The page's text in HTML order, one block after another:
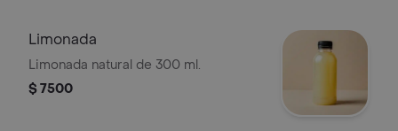
Limonada
Limonada natural de 300 ml.
$ 7500